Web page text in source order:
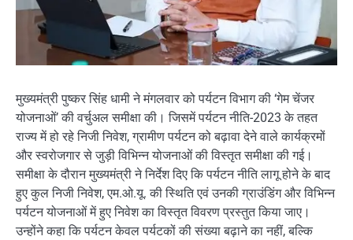
मुख्यमंत्री पुष्कर सिंह धामी ने मंगलवार को पर्यटन विभाग की ‘गेम चेंजर
योजनाओं’ की वर्चुअल समीक्षा की। जिसमें पर्यटन नीति-2023 के तहत
राज्य में हो रहे निजी निवेश, ग्रामीण पर्यटन को बढ़ावा देने वाले कार्यक्रमों
और स्वरोजगार से जुड़ी विभिन्न योजनाओं की विस्तृत समीक्षा की गई।
समीक्षा के दौरान मुख्यमंत्री ने निर्देश दिए कि पर्यटन नीति लागू होने के बाद
हुए कुल निजी निवेश, एम.ओ.यू. की स्थिति एवं उनकी ग्राउंडिंग और विभिन्न
पर्यटन योजनाओं में हुए निवेश का विस्तृत विवरण प्रस्तुत किया जाए।
उन्होंने कहा कि पर्यटन केवल पर्यटकों की संख्या बढ़ाने का नहीं, बल्कि